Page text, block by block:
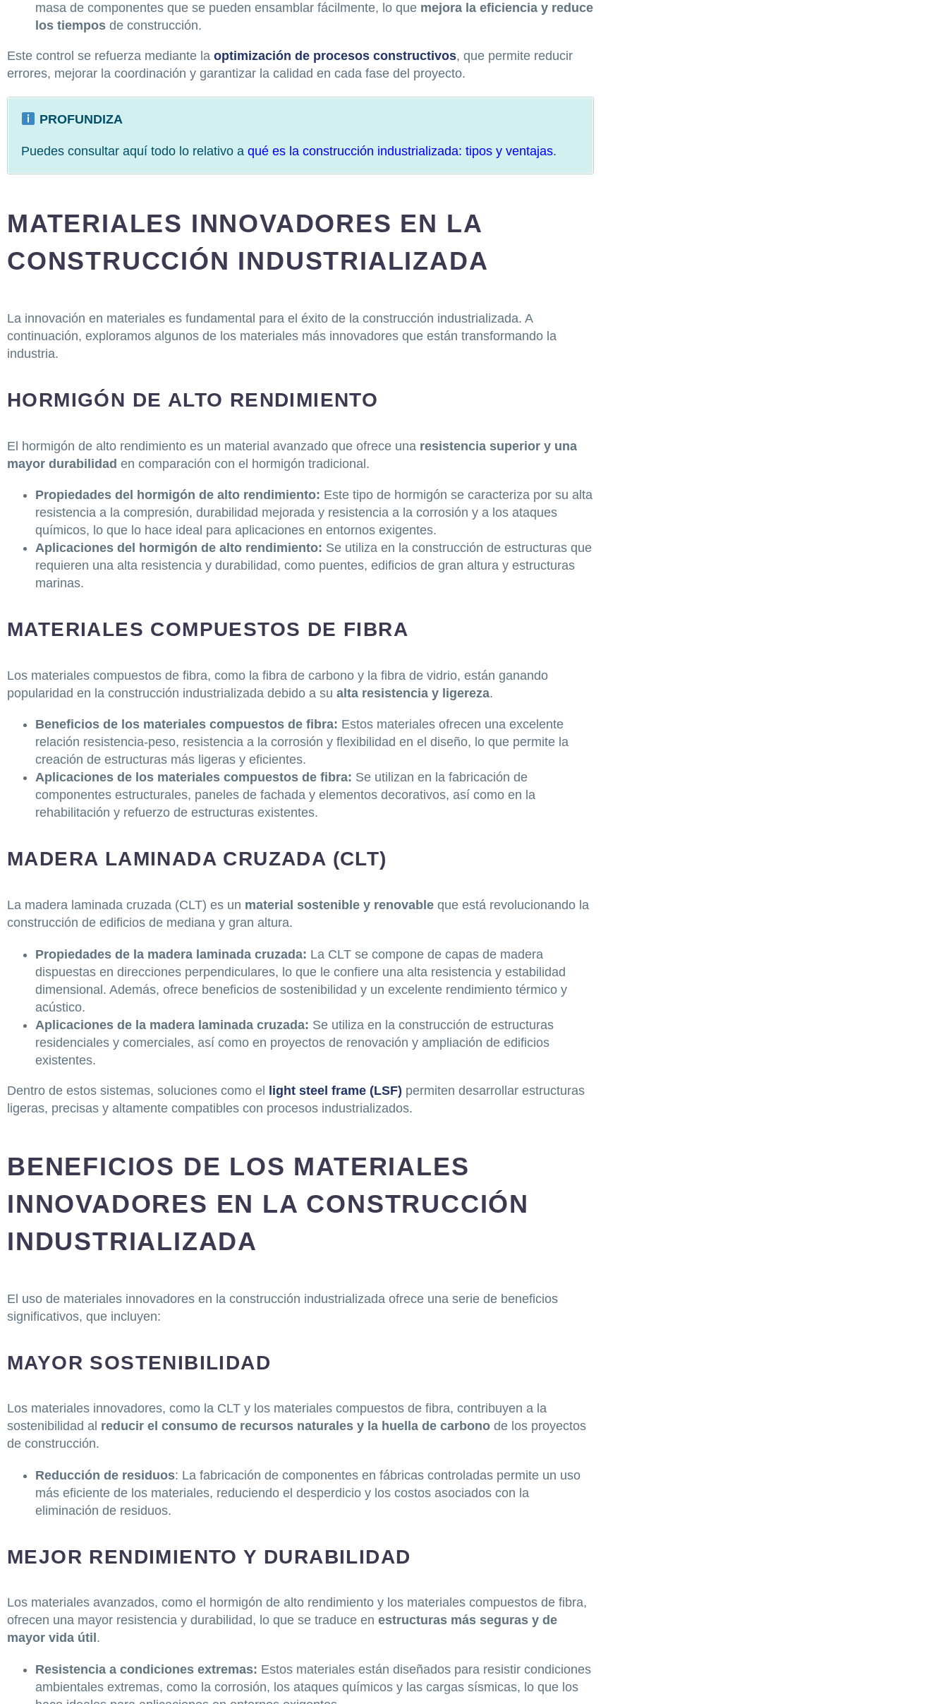
masa de componentes que se pueden ensamblar fácilmente, lo que mejora la eficiencia y reduce
los tiempos de construcción.
Este control se refuerza mediante la optimización de procesos constructivos, que permite reducir
errores, mejorar la coordinación y garantizar la calidad en cada fase del proyecto.
PROFUNDIZA
Puedes consultar aquí todo lo relativo a qué es la construcción industrializada: tipos y ventajas.
MATERIALES INNOVADORES EN LA
CONSTRUCCIÓN INDUSTRIALIZADA
La innovación en materiales es fundamental para el éxito de la construcción industrializada. A
continuación, exploramos algunos de los materiales más innovadores que están transformando la
industria.
HORMIGÓN DE ALTO RENDIMIENTO
El hormigón de alto rendimiento es un material avanzado que ofrece una resistencia superior y una
mayor durabilidad en comparación con el hormigón tradicional.
Propiedades del hormigón de alto rendimiento: Este tipo de hormigón se caracteriza por su alta
resistencia a la compresión, durabilidad mejorada y resistencia a la corrosión y a los ataques
químicos, lo que lo hace ideal para aplicaciones en entornos exigentes.
Aplicaciones del hormigón de alto rendimiento: Se utiliza en la construcción de estructuras que
requieren una alta resistencia y durabilidad, como puentes, edificios de gran altura y estructuras
marinas.
MATERIALES COMPUESTOS DE FIBRA
Los materiales compuestos de fibra, como la fibra de carbono y la fibra de vidrio, están ganando
popularidad en la construcción industrializada debido a su alta resistencia y ligereza.
Beneficios de los materiales compuestos de fibra: Estos materiales ofrecen una excelente
relación resistencia-peso, resistencia a la corrosión y flexibilidad en el diseño, lo que permite la
creación de estructuras más ligeras y eficientes.
Aplicaciones de los materiales compuestos de fibra: Se utilizan en la fabricación de
componentes estructurales, paneles de fachada y elementos decorativos, así como en la
rehabilitación y refuerzo de estructuras existentes.
MADERA LAMINADA CRUZADA (CLT)
La madera laminada cruzada (CLT) es un material sostenible y renovable que está revolucionando la
construcción de edificios de mediana y gran altura.
Propiedades de la madera laminada cruzada: La CLT se compone de capas de madera
dispuestas en direcciones perpendiculares, lo que le confiere una alta resistencia y estabilidad
dimensional. Además, ofrece beneficios de sostenibilidad y un excelente rendimiento térmico y
acústico.
Aplicaciones de la madera laminada cruzada: Se utiliza en la construcción de estructuras
residenciales y comerciales, así como en proyectos de renovación y ampliación de edificios
existentes.
Dentro de estos sistemas, soluciones como el light steel frame (LSF) permiten desarrollar estructuras
ligeras, precisas y altamente compatibles con procesos industrializados.
BENEFICIOS DE LOS MATERIALES
INNOVADORES EN LA CONSTRUCCIÓN
INDUSTRIALIZADA
El uso de materiales innovadores en la construcción industrializada ofrece una serie de beneficios
significativos, que incluyen:
MAYOR SOSTENIBILIDAD
Los materiales innovadores, como la CLT y los materiales compuestos de fibra, contribuyen a la
sostenibilidad al reducir el consumo de recursos naturales y la huella de carbono de los proyectos
de construcción.
Reducción de residuos: La fabricación de componentes en fábricas controladas permite un uso
más eficiente de los materiales, reduciendo el desperdicio y los costos asociados con la
eliminación de residuos.
MEJOR RENDIMIENTO Y DURABILIDAD
Los materiales avanzados, como el hormigón de alto rendimiento y los materiales compuestos de fibra,
ofrecen una mayor resistencia y durabilidad, lo que se traduce en estructuras más seguras y de
mayor vida útil .
Resistencia a condiciones extremas: Estos materiales están diseñados para resistir condiciones
ambientales extremas, como la corrosión, los ataques químicos y las cargas sísmicas, lo que los